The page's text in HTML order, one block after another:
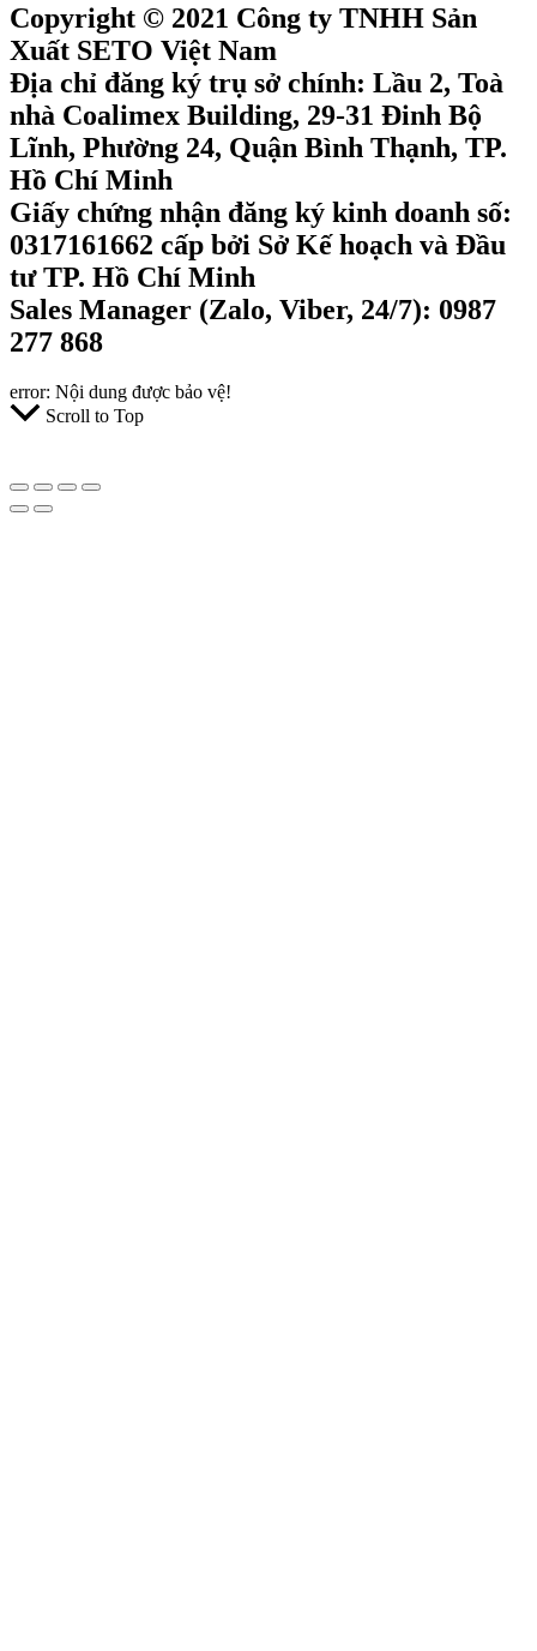
Copyright © 2021 Công ty TNHH Sản
Xuất SETO Việt Nam
Địa chỉ đăng ký trụ sở chính: Lầu 2, Toà
nhà Coalimex Building, 29-31 Đinh Bộ
Lĩnh, Phường 24, Quận Bình Thạnh, TP.
Hồ Chí Minh
Giấy chứng nhận đăng ký kinh doanh số:
0317161662 cấp bởi Sở Kế hoạch và Đầu
tư TP. Hồ Chí Minh
Sales Manager (Zalo, Viber, 24/7): 0987
277 868
error: Nội dung được bảo vệ!
Scroll to Top